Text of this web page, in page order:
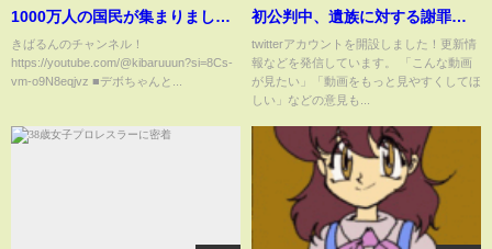
1000万人の国民が集まりまし
た｡｡｡
きばるんのチャンネル！
https://youtube.com/@kibaruuun?si=8Cs-
vm-o9N8eqjvz ■デボちゃんと...
初公判中、遺族に対する謝罪無
く…「こういう男が身勝手な凶
悪犯罪を起こす条件が判明しま
した」【岡田斗司夫 / 切り抜き /
twitterアカウントを開設しました！更新情
報などを発信しています。 「こんな動画
が見たい」「動画をもっと見やすくしてほ
しい」などの意見も...